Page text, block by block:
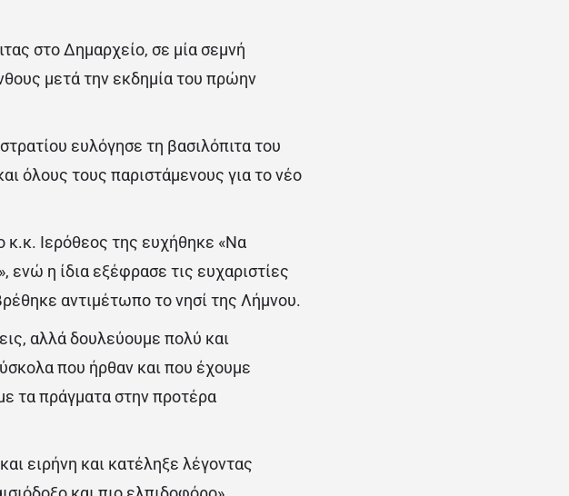
στο Δημαρχείο, σε μία σεμνή
μετά την εκδημία του πρώην
ευλόγησε τη βασιλόπιτα του
όλους τους παριστάμενους για το νέο
Ιερόθεος της ευχήθηκε «Να
η ίδια εξέφρασε τις ευχαριστίες
αντιμέτωπο το νησί της Λήμνου.
αλλά δουλεύουμε πολύ και
που ήρθαν και που έχουμε
τα πράγματα στην προτέρα
ειρήνη και κατέληξε λέγοντας